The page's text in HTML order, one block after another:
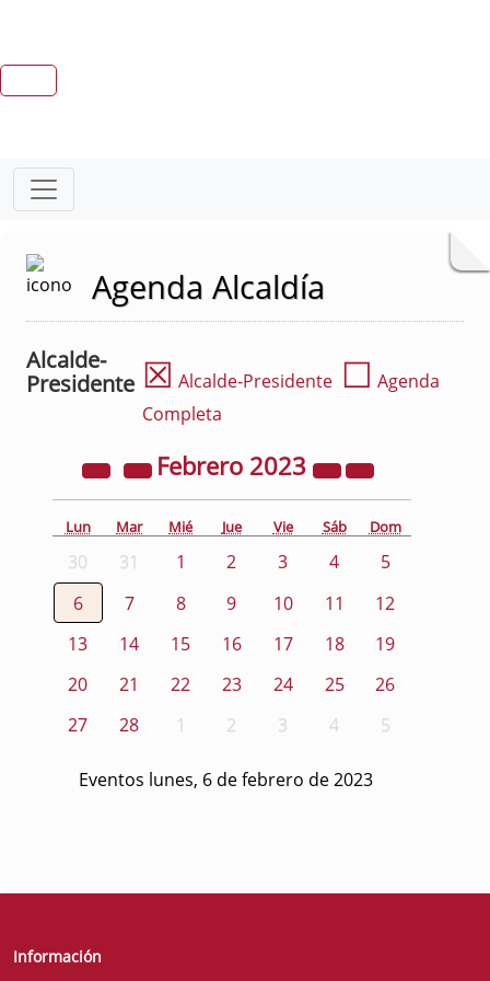
Agenda Alcaldía
Alcalde-
Presidente ☒ Alcalde-Presidente ☐ Agenda
Completa
Febrero 2023
Lun Mar Mié Jue Vie Sáb Dom
30 31 1 2 3 4
5
6
7 8 9 10 11
12
13
14 15 16 17 18
19
20
21 22 23 24 25
26
27
28 1 2 3 4 5
Eventos lunes, 6 de febrero de 2023
Información